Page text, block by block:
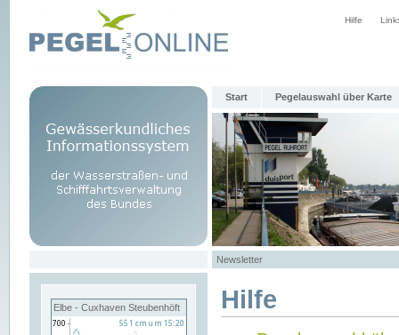
Hilfe
Start Pegelauswahl über Karte
Newsletter
Elbe - Cuxhaven Steubenhöft Hilfe